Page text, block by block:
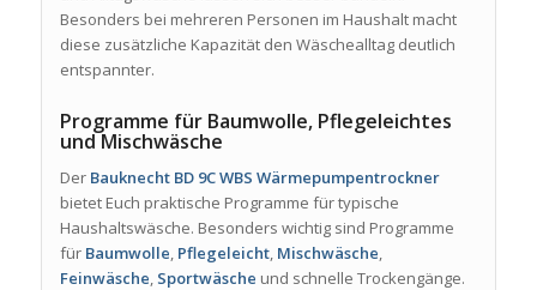
Besonders bei mehreren Personen im Haushalt macht
diese zusätzliche Kapazität den Wäschealltag deutlich
entspannter.
Programme für Baumwolle, Pflegeleichtes
und Mischwäsche
Der Bauknecht BD 9C WBS Wärmepumpentrockner
bietet Euch praktische Programme für typische
Haushaltswäsche. Besonders wichtig sind Programme
für Baumwolle, Pflegeleicht, Mischwäsche,
Feinwäsche, Sportwäsche und schnelle Trockengänge.